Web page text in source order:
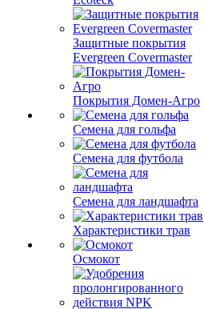
Защитные покрытия
Evergreen Covermaster
Покрытия Домен-Агро
Семена для гольфа
Семена для футбола
Семена для ландшафта
Характеристики трав
Осмокот